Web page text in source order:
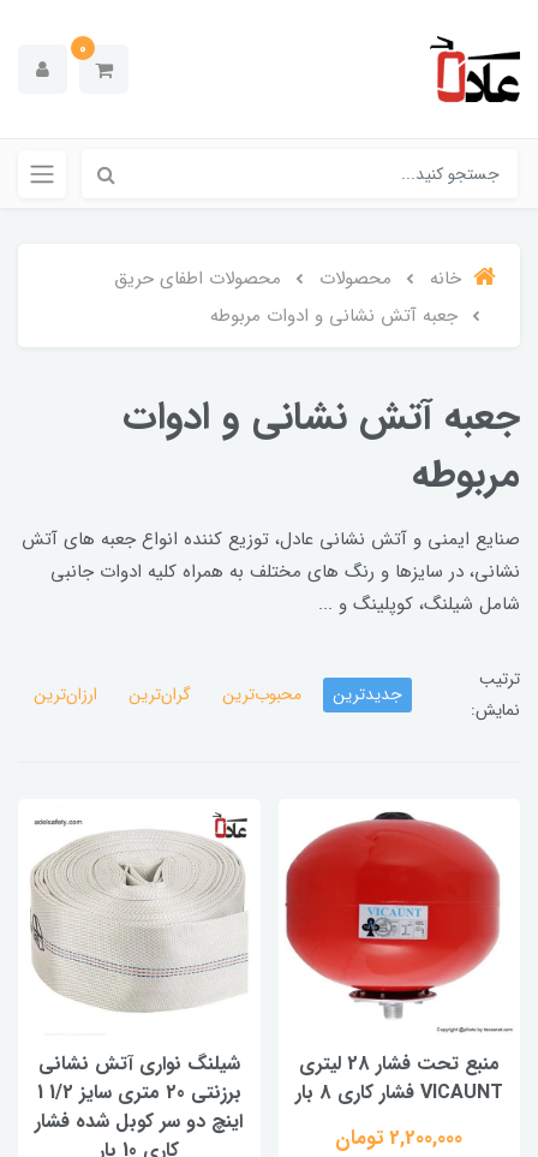
0
خانه محصولات
محصولات اطفای حریق
جعبه آتش نشانی و ادوات مربوطه
جعبه آتش نشانی و ادوات
مربوطه
صنایع ایمنی و آتش نشانی عادل، توزیع کننده انواع جعبه های آتش
نشانی، در سایزها و رنگ های مختلف به همراه کلیه ادوات جانبی
شامل شیلنگ، کوپلینگ و ...
ترتیب
نمایش:
جدیدترین محبوب‌ترین گران‌ترین ارزان‌ترین
منبع تحت فشار 28 لیتری
VICAUNT فشار کاری 8 بار
2,200,000 تومان
شیلنگ نواری آتش نشانی
برزنتی 20 متری سایز 1/2 1
اینچ دو سر کوبل شده فشار
کاری 10 بار